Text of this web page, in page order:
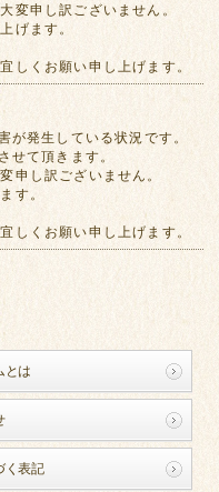
変申し訳ございません。
げます。
しくお願い申し上げます。
が発生している状況です。
せて頂きます。
申し訳ございません。
す。
しくお願い申し上げます。
とは
く表記